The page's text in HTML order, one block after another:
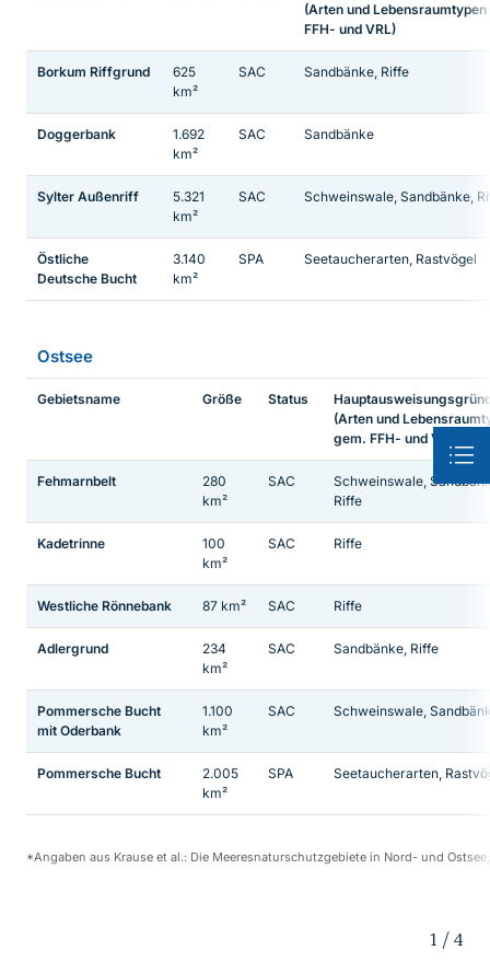
(Arten und
FFH- und VRL)
Borkum Riffgrund
625
km²
SAC Sandbänke, Riffe
Doggerbank
1.692
km²
SAC Sandbänke
Sylter Außenriff
5.321
km²
SAC Schweinswale, Sandbänke,
Östliche
Deutsche Bucht
3.140
km²
SPA Seetaucherarten, Rastvögel
Ostsee
Gebietsname Größe Status
(Arten und
gem. FFH- und VRL)
Fehmarnbelt
280
km²
SAC
Schweinswale,
Riffe
Kadetrinne
100
km²
SAC Riffe
Westliche Rönnebank 87 km² SAC Riffe
Adlergrund
234
km²
SAC Sandbänke, Riffe
Pommersche Bucht
mit Oderbank
1.100
km²
SAC Schweinswale,
Pommersche Bucht
2.005
km²
SPA Seetaucherarten,
*Angaben aus Krause et al.: Die Meeresnaturschutzgebiete in Nord- und Ostsee;
1 / 4